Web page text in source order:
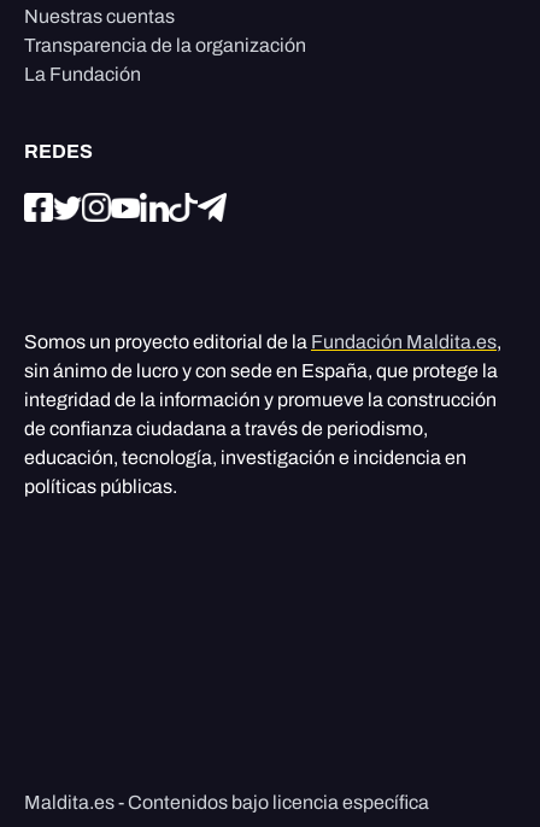
Nuestras cuentas
Transparencia de la organización
La Fundación
REDES
Somos un proyecto editorial de la Fundación Maldita.es,
sin ánimo de lucro y con sede en España, que protege la
integridad de la información y promueve la construcción
de confianza ciudadana a través de periodismo,
educación, tecnología, investigación e incidencia en
políticas públicas.
Maldita.es - Contenidos bajo licencia específica